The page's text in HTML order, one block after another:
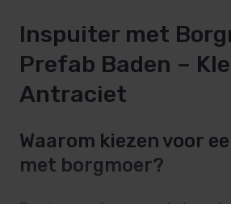
Inspuiter met
Prefab Baden –
Antraciet
Waarom kiezen voor
met borgmoer?